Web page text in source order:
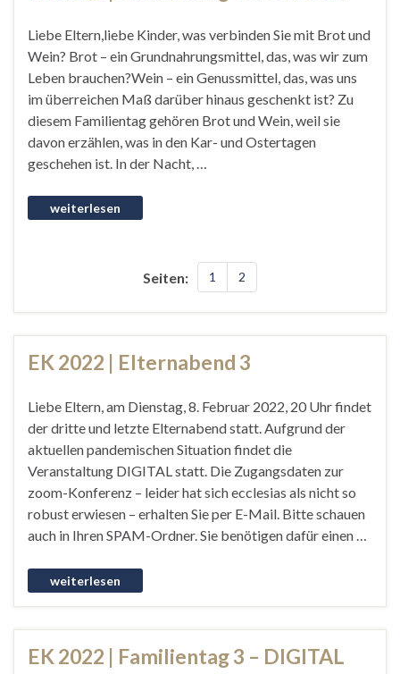
Liebe Eltern,liebe Kinder, was verbinden Sie mit Brot und
Wein? Brot – ein Grundnahrungsmittel, das, was wir zum
Leben brauchen?Wein – ein Genussmittel, das, was uns
im überreichen Maß darüber hinaus geschenkt ist? Zu
diesem Familientag gehören Brot und Wein, weil sie
davon erzählen, was in den Kar- und Ostertagen
geschehen ist. In der Nacht, …
Seiten: 1 2
EK 2022 | Elternabend 3
Liebe Eltern, am Dienstag, 8. Februar 2022, 20 Uhr findet
der dritte und letzte Elternabend statt. Aufgrund der
aktuellen pandemischen Situation findet die
Veranstaltung DIGITAL statt. Die Zugangsdaten zur
zoom-Konferenz – leider hat sich ecclesias als nicht so
robust erwiesen – erhalten Sie per E-Mail. Bitte schauen
auch in Ihren SPAM-Ordner. Sie benötigen dafür einen …
EK 2022 | Familientag 3 – DIGITAL